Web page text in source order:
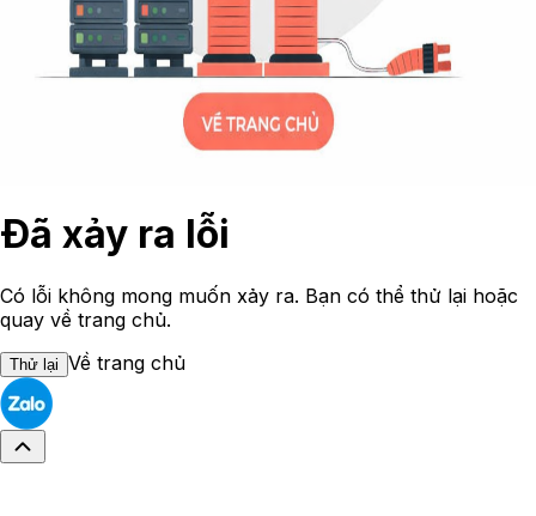
Đã xảy ra lỗi
Có lỗi không mong muốn xảy ra. Bạn có thể thử lại hoặc
quay về trang chủ.
Thử lại Về trang chủ